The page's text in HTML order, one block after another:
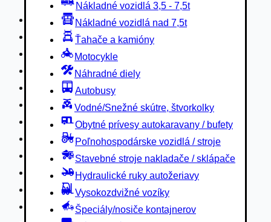
Nákladné vozidlá 3,5 - 7,5t
Nákladné vozidlá nad 7,5t
Ťahače a kamióny
Motocykle
Náhradné diely
Autobusy
Vodné/Snežné skútre, štvorkolky
Obytné prívesy autokaravany / bufety
Poľnohospodárske vozidlá / stroje
Stavebné stroje nakladače / sklápače
Hydraulické ruky autožeriavy
Vysokozdvižné vozíky
Špeciály/nosiče kontajnerov
Náhradné diely
Autobusy
Vodné/Snežné skútre, štvorkolky
Obytné prívesy autokaravany / bufety
Poľnohospodárske vozidlá / stroje
Stavebné stroje nakladače / sklápače
Hydraulické ruky autožeriavy
Vysokozdvižné vozíky
Špeciály/nosiče kontajnerov
Návesy/prívesy nadstavby
Privesné vozíky
Lode/člny, lietadlá/vznášadlá